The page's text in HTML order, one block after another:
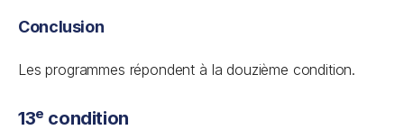
Conclusion
Les programmes répondent à la douzième condition.
13e condition